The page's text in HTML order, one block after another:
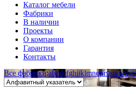
Каталог мебели
Фабрики
В наличии
Проекты
О компании
Гарантия
Контакты
Все фабрики:abcdefghijklmnoprstuvwxyz